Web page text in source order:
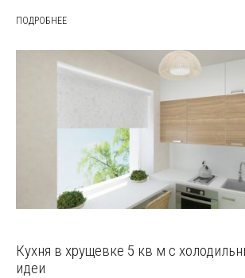
ПОДРОБНЕЕ
Кухня в хрущевке 5 кв м с
идеи